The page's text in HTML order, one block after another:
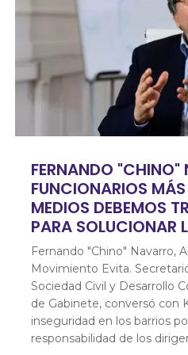
FERNANDO "CHINO"
FUNCIONARIOS MÁS
MEDIOS DEBEMOS
PARA SOLUCIONAR
Fernando "Chino" Navarro,
Movimiento Evita.
Sociedad Civil y Desarrollo
de Gabinete, conversó con
inseguridad en los barrios
responsabilidad de los